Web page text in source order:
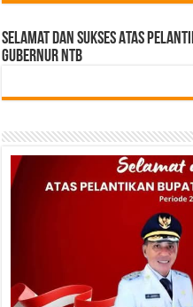
Selamat dan sukses Atas
gubernur NTB